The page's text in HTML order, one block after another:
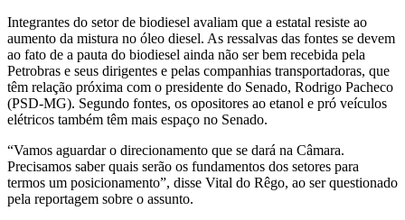
Integrantes do setor de biodiesel avaliam que a estatal resiste ao
aumento da mistura no óleo diesel. As ressalvas das fontes se devem
ao fato de a pauta do biodiesel ainda não ser bem recebida pela
Petrobras e seus dirigentes e pelas companhias transportadoras, que
têm relação próxima com o presidente do Senado, Rodrigo Pacheco
(PSD-MG). Segundo fontes, os opositores ao etanol e pró veículos
elétricos também têm mais espaço no Senado.
“Vamos aguardar o direcionamento que se dará na Câmara.
Precisamos saber quais serão os fundamentos dos setores para
termos um posicionamento”, disse Vital do Rêgo, ao ser questionado
pela reportagem sobre o assunto.